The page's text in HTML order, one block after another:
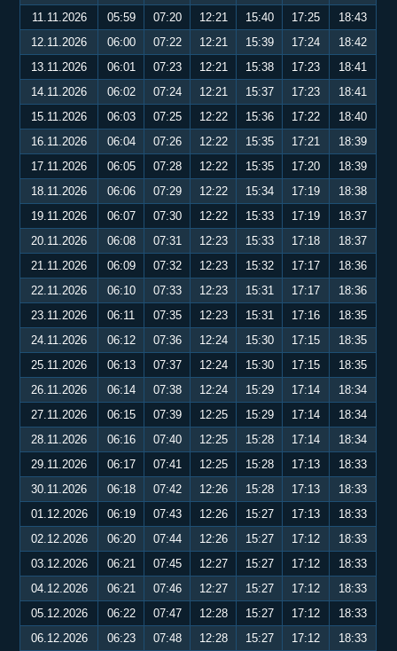
11.11.2026
05:59 07:20 12:21 15:40 17:25
18:43
12.11.2026
06:00 07:22 12:21 15:39 17:24
18:42
13.11.2026
06:01 07:23 12:21 15:38 17:23
18:41
14.11.2026
06:02 07:24 12:21 15:37 17:23
18:41
15.11.2026
06:03 07:25 12:22 15:36 17:22
18:40
16.11.2026
06:04 07:26 12:22 15:35 17:21
18:39
17.11.2026
06:05 07:28 12:22 15:35 17:20
18:39
18.11.2026
06:06 07:29 12:22 15:34 17:19
18:38
19.11.2026
06:07 07:30 12:22 15:33 17:19
18:37
20.11.2026
06:08 07:31 12:23 15:33 17:18
18:37
21.11.2026
06:09 07:32 12:23 15:32 17:17
18:36
22.11.2026
06:10 07:33 12:23 15:31 17:17
18:36
23.11.2026
06:11 07:35 12:23 15:31 17:16
18:35
24.11.2026
06:12 07:36 12:24 15:30 17:15
18:35
25.11.2026
06:13 07:37 12:24 15:30 17:15
18:35
26.11.2026
06:14 07:38 12:24 15:29 17:14
18:34
27.11.2026
06:15 07:39 12:25 15:29 17:14
18:34
28.11.2026
06:16 07:40 12:25 15:28 17:14
18:34
29.11.2026
06:17 07:41 12:25 15:28 17:13
18:33
30.11.2026
06:18 07:42 12:26 15:28 17:13
18:33
01.12.2026
06:19 07:43 12:26 15:27 17:13
18:33
02.12.2026
06:20 07:44 12:26 15:27 17:12
18:33
03.12.2026
06:21 07:45 12:27 15:27 17:12
18:33
04.12.2026
06:21 07:46 12:27 15:27 17:12
18:33
05.12.2026
06:22 07:47 12:28 15:27 17:12
18:33
06.12.2026
06:23 07:48 12:28 15:27 17:12 18:33